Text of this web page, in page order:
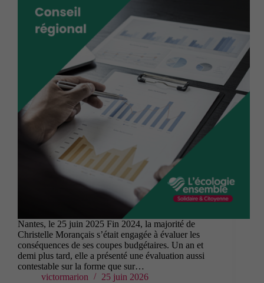
Nantes, le 25 juin 2025 Fin 2024, la majorité de
Christelle Morançais s’était engagée à évaluer les
conséquences de ses coupes budgétaires. Un an et
demi plus tard, elle a présenté une évaluation aussi
contestable sur la forme que sur…
victormarion
25 juin 2026